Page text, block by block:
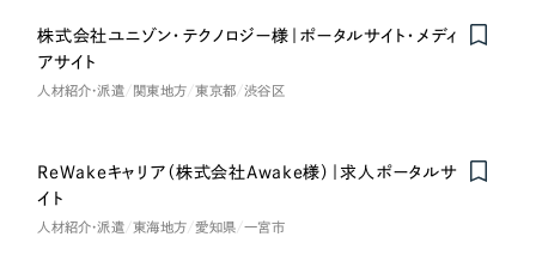
株式会社ユニゾン・テクノロジー様｜ポータルサイト・メディ
アサイト
人材紹介・派遣 関東地方 東京都 渋谷区
ReWakeキャリア（株式会社Awake様）｜求人ポータルサ
イト
人材紹介・派遣 東海地方 愛知県 一宮市